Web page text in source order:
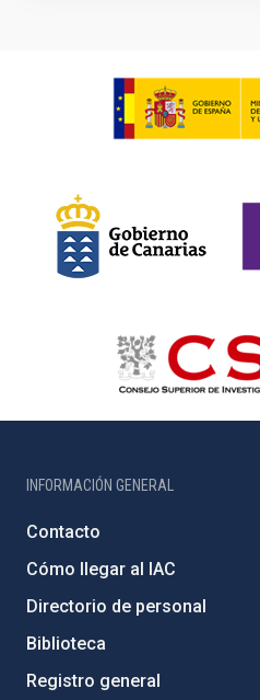
INFORMACIÓN GENERAL
Contacto
Cómo llegar al IAC
Directorio de personal
Biblioteca
Registro general